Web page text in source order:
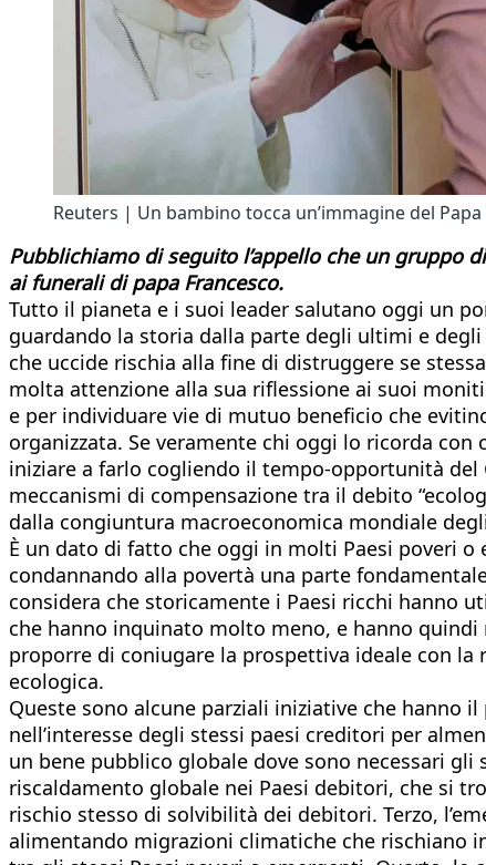
Reuters | Un bambino tocca un’immagine del
Pubblichiamo di seguito l’appello che un gruppo
ai funerali di papa Francesco.
Tutto il pianeta e i suoi leader salutano oggi un
guardando la storia dalla parte degli ultimi e degli
che uccide rischia alla fine di distruggere se
molta attenzione alla sua riflessione ai suoi
e per individuare vie di mutuo beneficio che
organizzata. Se veramente chi oggi lo ricorda
iniziare a farlo cogliendo il tempo-opportunità
meccanismi di compensazione tra il debito
dalla congiuntura macroeconomica mondiale
È un dato di fatto che oggi in molti Paesi poveri
condannando alla povertà una parte
considera che storicamente i Paesi ricchi hanno
che hanno inquinato molto meno, e hanno
proporre di coniugare la prospettiva ideale con
ecologica.
Queste sono alcune parziali iniziative che hanno
nell’interesse degli stessi paesi creditori per
un bene pubblico globale dove sono necessari
riscaldamento globale nei Paesi debitori, che si
rischio stesso di solvibilità dei debitori. Terzo,
alimentando migrazioni climatiche che rischiano